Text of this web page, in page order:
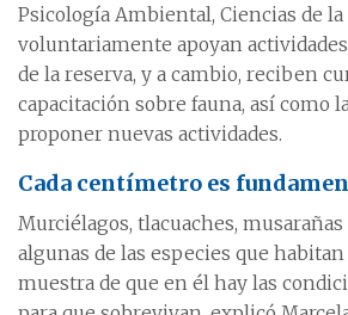
Psicología Ambiental, Ciencias de
voluntariamente apoyan
de la reserva, y a cambio, reciben
capacitación sobre fauna, así como
proponer nuevas actividades.
Cada centímetro es
Murciélagos, tlacuaches,
algunas de las especies que
muestra de que en él hay las